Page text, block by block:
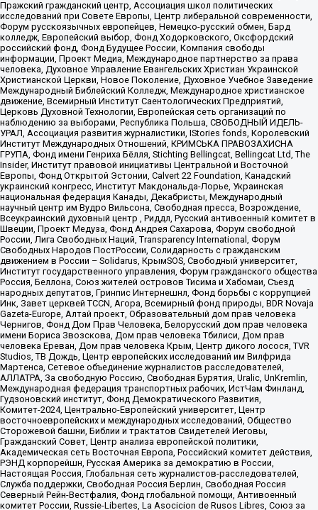
Пражский гражданский центр, Ассоциация школ политических
исследований при Совете Европы, Центр либеральной современности,
Форум русскоязычных европейцев, Немецко-русский обмен, Бард
колледж, Европейский выбор, Фонд Ходорковского, Оксфордский
российский фонд, Фонд Будущее России, Компания свободы
информации, Проект Медиа, Международное партнерство за права
человека, Духовное Управление Евангельских Христиан Украинской
Христианской Церкви, Новое Поколение, Духовное Учебное Заведение
Международный Библейский Колледж, Международное христианское
движение, Всемирный Институт Саентологических Предприятий,
Церковь Духовной Технологии, Европейская сеть организаций по
наблюдению за выборами, Республика Польша, СВОБОДНЫЙ ИДЕЛЬ-
УРАЛ, Ассоциация развития журналистики, IStories fonds, Королевский
Институт Международных Отношений, КРИМСЬКА ПРАВОЗАХИСНА
ГРУПА, Фонд имени Генриха Бёлля, Stichting Bellingcat, Bellingcat Ltd, The
Insider, Институт правовой инициативы Центральной и Восточной
Европы, Фонд Открытой Эстонии, Calvert 22 Foundation, Канадский
украинский конгресс, Институт Макдональда-Лорье, Украинская
национальная федерация Канады, Декабристы, Международный
научный центр им Вудро Вильсона, Свободная пресса, Возрождение,
Всеукраинский духовный центр , Риддл, Русский антивоенный комитет в
Швеции, Проект Медуза, Фонд Андрея Сахарова, Форум свободной
России, Лига Свободных Наций, Transparеncy International, Форум
Свободных Народов ПостРоссии, Солидарность с гражданским
движением в России – Solidarus, КрымSOS, Свободный университет,
Институт государственного управления, Форум гражданского общества
Россия, Беллона, Союз жителей островов Тисима и Хабомаи, Съезд
народных депутатов, Гринпис Интернешнл, Фонд борьбы с коррупцией
Инк, Завет церквей TCCN, Агора, Всемирный фонд природы, BDR Novaja
Gazeta-Europe, Алтай проект, Образовательный дом прав человека
Чернигов, Фонд Дом Прав Человека, Белорусский дом прав человека
имени Бориса Звозскова, Дом прав человека Тбилиси, Дом прав
человека Ереван, Дом прав человека Крым, Центр дикого лосося, TVR
Studios, ТВ Дождь, Центр европейских исследований им Вилфрида
Мартенса, Сетевое объединение журналистов расследователей,
АЛЛАТРА, За свободную Россию, Свободная Бурятия, Uralic, UnKremlin,
Международная федерация транспортных рабочих, ИстЧам Финланд,
Гудзоновский институт, Фонд Демократического Развития,
Комитет-2024, Центрально-Европейский университет, Центр
восточноевропейских и международных исследований, Общество
Сторожевой башни, Библии и трактатов Свидетелей Иеговы,
Гражданский Совет, Центр анализа европейской политики,
Академическая сеть Восточная Европа, Российский комитет действия,
РЭНД корпорейшн, Русская Америка за демократию в России,
Настоящая Россия, Глобальная сеть журналистов-расследователей,
Служба поддержки, Свободная Россия Берлин, Свободная Россия
Северный Рейн-Вестфалия, Фонд глобальной помощи, Антивоенный
комитет России, Russie-Libertes, La Asocicion de Rusos Libres, Союз за